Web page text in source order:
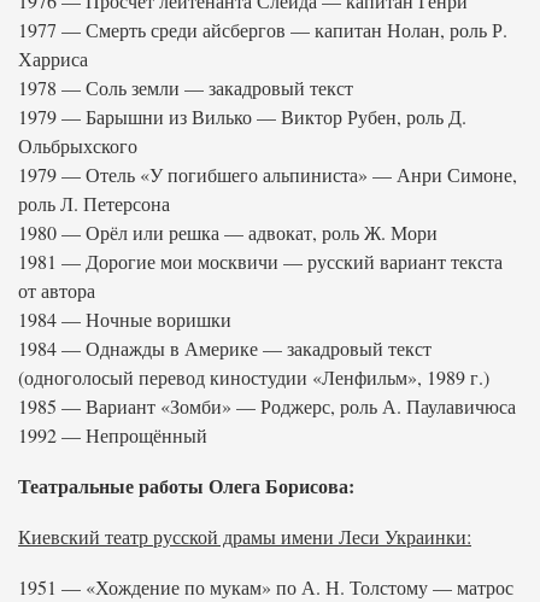
1977 — Смерть среди айсбергов — капитан Нолан, роль Р.
Харриса
1978 — Соль земли — закадровый текст
1979 — Барышни из Вилько — Виктор Рубен, роль Д.
Ольбрыхского
1979 — Отель «У погибшего альпиниста» — Анри Симоне,
роль Л. Петерсона
1980 — Орёл или решка — адвокат, роль Ж. Мори
1981 — Дорогие мои москвичи — русский вариант текста
от автора
1984 — Ночные воришки
1984 — Однажды в Америке — закадровый текст
(одноголосый перевод киностудии «Ленфильм», 1989 г.)
1985 — Вариант «Зомби» — Роджерс, роль А. Паулавичюса
1992 — Непрощённый
Театральные работы Олега Борисова:
Киевский театр русской драмы имени Леси Украинки:
1951 — «Хождение по мукам» по А. Н. Толстому — матрос